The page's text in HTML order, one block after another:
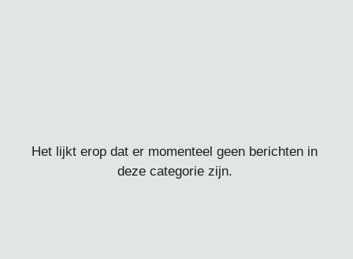
Het lijkt erop dat er momenteel geen berichten in
deze categorie zijn.